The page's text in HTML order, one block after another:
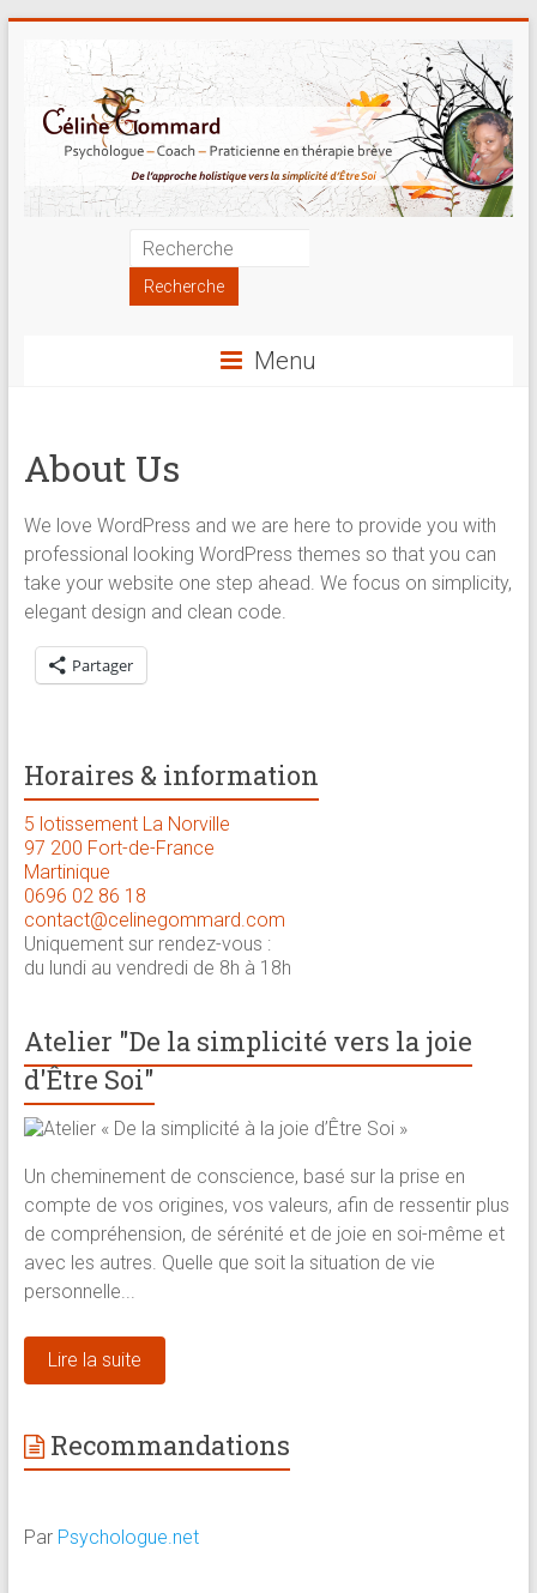
content
Psychologue
en
thérapie
brève
Approche
holistique
et
praticienne
en
thérapie
brève
Menu
About Us
We love WordPress and we are here to provide you with
professional looking WordPress themes so that you can
take your website one step ahead. We focus on simplicity,
elegant design and clean code.
Partager
Horaires & information
5 lotissement La Norville
97 200 Fort-de-France
Martinique
0696 02 86 18
contact@celinegommard.com
Uniquement sur rendez-vous :
du lundi au vendredi de 8h à 18h
Atelier "De la simplicité vers la joie
d'Être Soi"
Un cheminement de conscience, basé sur la prise en
compte de vos origines, vos valeurs, afin de ressentir plus
de compréhension, de sérénité et de joie en soi-même et
avec les autres. Quelle que soit la situation de vie
personnelle...
Lire la suite
Recommandations
Par Psychologue.net